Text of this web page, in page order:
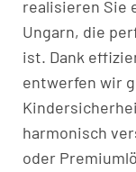
realisieren Sie
Ungarn, die
ist. Dank
entwerfen wir
harmonisch
oder